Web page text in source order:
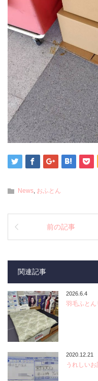
News おふとん
前の記事
関連記事
2026.6.4
羽毛ふとん
2020.12.21
うれしいお